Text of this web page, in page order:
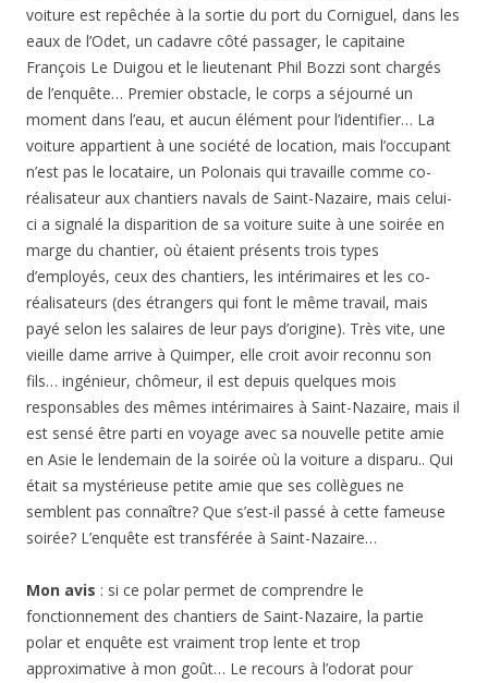
voiture est repêchée à la sortie du port du Corniguel, dans les
eaux de l’Odet, un cadavre côté passager, le capitaine
François Le Duigou et le lieutenant Phil Bozzi sont chargés
de l’enquête… Premier obstacle, le corps a séjourné un
moment dans l’eau, et aucun élément pour l’identifier… La
voiture appartient à une société de location, mais l’occupant
n’est pas le locataire, un Polonais qui travaille comme co-
réalisateur aux chantiers navals de Saint-Nazaire, mais celui-
ci a signalé la disparition de sa voiture suite à une soirée en
marge du chantier, où étaient présents trois types
d’employés, ceux des chantiers, les intérimaires et les co-
réalisateurs (des étrangers qui font le même travail, mais
payé selon les salaires de leur pays d’origine). Très vite, une
vieille dame arrive à Quimper, elle croit avoir reconnu son
fils… ingénieur, chômeur, il est depuis quelques mois
responsables des mêmes intérimaires à Saint-Nazaire, mais il
est sensé être parti en voyage avec sa nouvelle petite amie
en Asie le lendemain de la soirée où la voiture a disparu.. Qui
était sa mystérieuse petite amie que ses collègues ne
semblent pas connaître? Que s’est-il passé à cette fameuse
soirée? L’enquête est transférée à Saint-Nazaire…
Mon avis : si ce polar permet de comprendre le
fonctionnement des chantiers de Saint-Nazaire, la partie
polar et enquête est vraiment trop lente et trop
approximative à mon goût… Le recours à l’odorat pour